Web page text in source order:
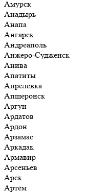
Амурск
Анадырь
Анапа
Ангарск
Андреаполь
Анжеро-Судженск
Анива
Апатиты
Апрелевка
Апшеронск
Аргун
Ардатов
Ардон
Арзамас
Аркадак
Армавир
Арсеньев
Арск
Артём